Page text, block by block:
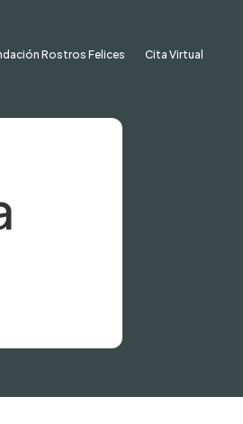
Rostros Felices Cita Virtual